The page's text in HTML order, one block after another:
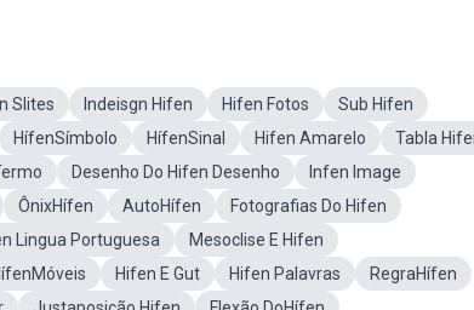
Slites Indeisgn Hifen Hifen Fotos
Sub Hifen
HífenSímbolo HífenSinal Hifen Amarelo
Tabla
Desenho Do Hifen Desenho
Infen Image
ÔnixHífen AutoHífen
Fotografias Do Hifen
Lingua Portuguesa
Mesoclise E Hifen
Hifen E Gut Hifen Palavras
RegraHífen